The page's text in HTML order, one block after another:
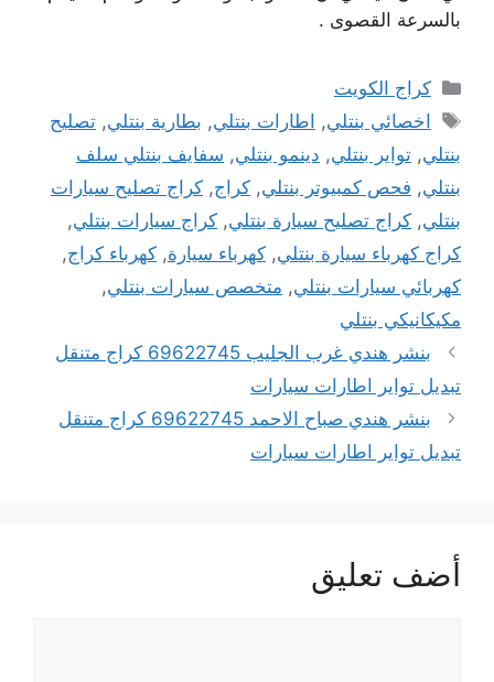
بالسرعة القصوى .
التصنيفات
كراج الكويت
الوسوم
اخصائي بنتلي, اطارات بنتلي, بطارية بنتلي,تصليح
بنتلي, تواير بنتلي, دينمو بنتلي, سفايف بنتلي سلف
بنتلي, فحص كمبيوتر بنتلي, كراج, كراج تصليح سيارات
بنتلي, كراج تصليح سيارة بنتلي, كراج سيارات بنتلي,
كراج كهرباء سيارة بنتلي, كهرباء سيارة, كهرباء كراج,
كهربائي سيارات بنتلي, متخصص سيارات بنتلي,
مكيكانيكي بنتلي
بنشر هندي غرب الجليب 69622745 كراج متنقل
تبديل تواير اطارات سيارات
بنشر هندي صباح الاحمد 69622745 كراج متنقل
تبديل تواير اطارات سيارات
أضف تعليق